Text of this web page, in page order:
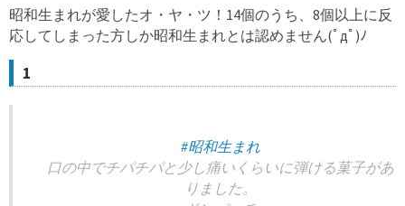
昭和生まれが愛したオ・ヤ・ツ！14個のうち、8個以上に反
応してしまった方しか昭和生まれとは認めません(ﾟдﾟ)ﾉ
1
#昭和生まれ
口の中でチパチパと少し痛いくらいに弾ける菓子があ
りました。